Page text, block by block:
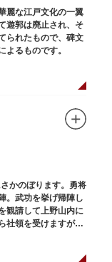
麗な江戸文化の一翼
遊郭は廃止され、そ
られたもので、碑文
るものです。
かのぼります。勇将
。武功を挙げ帰陣し
観請して上野山内に
社領を受けますが、
至ります。